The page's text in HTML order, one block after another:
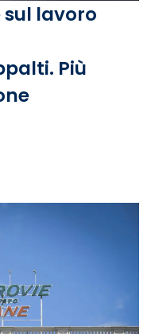
lavoro
Più